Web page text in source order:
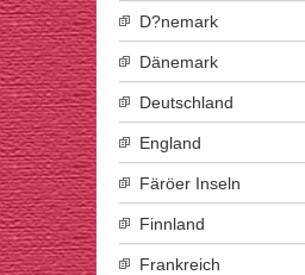
D?nemark
Dänemark
Deutschland
England
Färöer Inseln
Finnland
Frankreich